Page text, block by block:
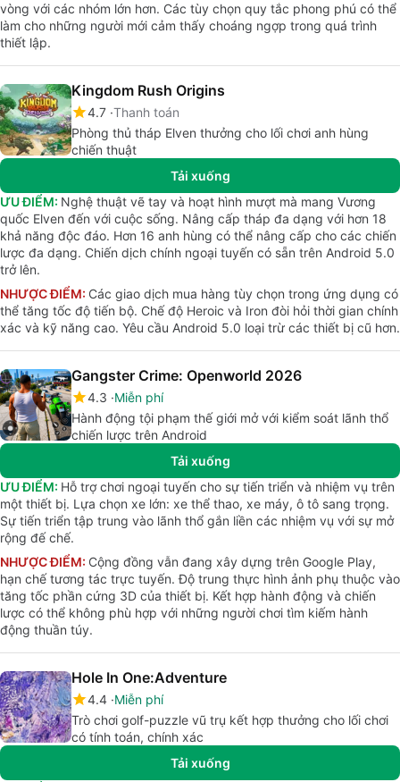
vòng với các nhóm lớn hơn. Các tùy chọn quy tắc phong phú có thể
làm cho những người mới cảm thấy choáng ngợp trong quá trình
thiết lập.
Kingdom Rush Origins
4.7 Thanh toán
Phòng thủ tháp Elven thưởng cho lối chơi anh hùng
chiến thuật
Tải xuống
ƯU ĐIỂM: Nghệ thuật vẽ tay và hoạt hình mượt mà mang Vương
quốc Elven đến với cuộc sống. Nâng cấp tháp đa dạng với hơn 18
khả năng độc đáo. Hơn 16 anh hùng có thể nâng cấp cho các chiến
lược đa dạng. Chiến dịch chính ngoại tuyến có sẵn trên Android 5.0
trở lên.
NHƯỢC ĐIỂM: Các giao dịch mua hàng tùy chọn trong ứng dụng có
thể tăng tốc độ tiến bộ. Chế độ Heroic và Iron đòi hỏi thời gian chính
xác và kỹ năng cao. Yêu cầu Android 5.0 loại trừ các thiết bị cũ hơn.
Gangster Crime: Openworld 2026
4.3 Miễn phí
Hành động tội phạm thế giới mở với kiểm soát lãnh thổ
chiến lược trên Android
Tải xuống
ƯU ĐIỂM: Hỗ trợ chơi ngoại tuyến cho sự tiến triển và nhiệm vụ trên
một thiết bị. Lựa chọn xe lớn: xe thể thao, xe máy, ô tô sang trọng.
Sự tiến triển tập trung vào lãnh thổ gắn liền các nhiệm vụ với sự mở
rộng đế chế.
NHƯỢC ĐIỂM: Cộng đồng vẫn đang xây dựng trên Google Play,
hạn chế tương tác trực tuyến. Độ trung thực hình ảnh phụ thuộc vào
tăng tốc phần cứng 3D của thiết bị. Kết hợp hành động và chiến
lược có thể không phù hợp với những người chơi tìm kiếm hành
động thuần túy.
Hole In One:Adventure
4.4 Miễn phí
Trò chơi golf-puzzle vũ trụ kết hợp thưởng cho lối chơi
có tính toán, chính xác
Tải xuống